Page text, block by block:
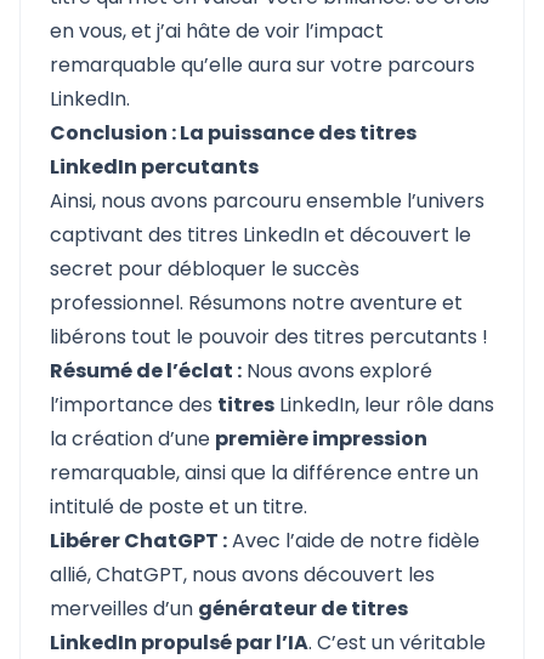
en vous, et j’ai hâte de voir l’impact
remarquable qu’elle aura sur votre parcours
LinkedIn.
Conclusion : La puissance des titres
LinkedIn percutants
Ainsi, nous avons parcouru ensemble l’univers
captivant des titres LinkedIn et découvert le
secret pour débloquer le succès
professionnel. Résumons notre aventure et
libérons tout le pouvoir des titres percutants !
Résumé de l’éclat : Nous avons exploré
l’importance des titres LinkedIn, leur rôle dans
la création d’une première impression
remarquable, ainsi que la différence entre un
intitulé de poste et un titre.
Libérer ChatGPT :Avec l’aide de notre fidèle
allié, ChatGPT, nous avons découvert les
merveilles d’un générateur de titres
LinkedIn propulsé par l’IA. C’est un véritable